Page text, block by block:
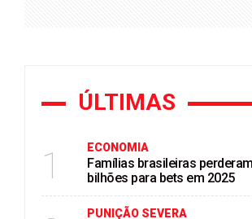
ÚLTIMAS
1 ECONOMIA
Famílias brasileiras
bilhões para bets em 2025
PUNIÇÃO SEVERA